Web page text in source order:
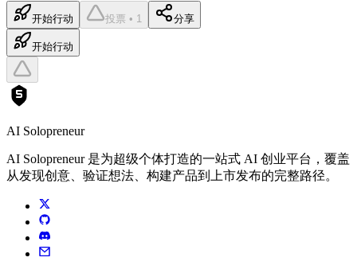
开始行动 投票 • 1 分享
开始行动
AI Solopreneur
AI Solopreneur 是为超级个体打造的一站式 AI 创业平台，覆盖
从发现创意、验证想法、构建产品到上市发布的完整路径。